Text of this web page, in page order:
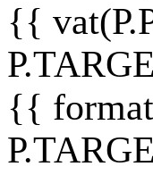
{{
{{